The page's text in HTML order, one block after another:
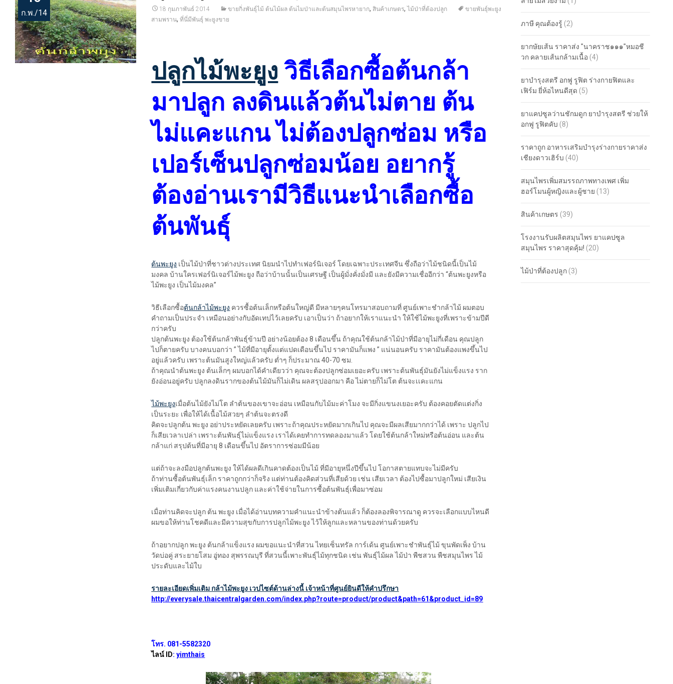
ก.พ./14 18 กุมภาพันธ์ 2014 ขายกิ่งพันธุ์ไม้ ต้นไม้ผล ต้นไมป่าและต้นสมุนไพรหายาก,สินค้าเกษตร,ไม้ป่าที่ต้องปลูก
ขายพันธ์ุพะยูง
สามพราน,ที่นี่มีพันธุ์ พะยูงขาย
ปลูกไม้พะยูง วิธีเลือกซื้อต้นกล้า
มาปลูก ลงดินแล้วต้นไม่ตาย ต้น
ไม่แคะแกน ไม่ต้องปลูกซ่อม หรือ
เปอร์เซ็นปลูกซ่อมน้อย อยากรู้
ต้องอ่านเรามีวิธีแนะนำเลือกซื้อ
ต้นพันธุ์
ต้นพะยูง เป็นไม้ป่าที่ชาวต่างประเทศ นิยมนำไปทำเฟอร์นิเจอร์ โดยเฉพาะประเทศจีน ซึ่งถือว่าไม้ชนิดนี้เป็นไม้
มงคล บ้านใครเฟอร์นิเจอร์ไม้พะยูง ถือว่าบ้านนั้นเป็นเศรษฐี เป็นผู้มั่งคั่งมั่งมี และยังมีความเชื่ออีกว่า “ต้นพะยูงหรือ
ไม้พะยูง เป็นไม้มงคล”
วิธีเลือกซื้อต้นกล้าไม้พะยูง ควรซื้อต้นเล็กหรือต้นใหญ่ดี มีหลายๆคนโทรมาสอบถามที่ ศูนย์เพาะชำกล้าไม้ ผมตอบ
คำถามเป็นประจำ เหมือนอย่างกับอัดเทปไว้เลยครับ เอาเป็นว่า ถ้าอยากให้เราแนะนำ ให้ใช้ไม้พะยูงที่เพราะข้ามปีดี
กว่าครับ
ปลูกต้นพะยูง ต้องใช้ต้นกล้าพันธุ์ข้ามปี อย่างน้อยต้อง 8 เดือนขึ้น ถ้าคุณใช้ต้นกล้าไม้ป่าที่มีอายุไม่กี่เดือน คุณปลูก
ไปก็ตายครับ บางคนบอกว่า ” ไม้ที่มีอายุตั้งแต่แปดเดือนขึ้นไป ราคามันก็แพง ” แน่นอนครับ ราคามันต้องแพงขึ้นไป
อยู่แล้วครับ เพราะต้นมันสูงใหญ่แล้วครับ ต่ำๆ ก็ประมาณ 40-70 ซม.
ถ้าคุณนำต้นพะยูง ต้นเล็กๆ ผมบอกได้คำเดียวว่า คุณจะต้องปลูกซ่อมเยอะครับ เพราะต้นพันธุ์มันยังไม่แข็งแรง ราก
ยังอ่อนอยู่ครับ ปลูกลงดินรากของต้นไม้มันก็ไม่เดิน ผลสรุปออกมา คือ ไม่ตายก็ไม่โต ต้นจะเเคะแกน
ไม้พะยูงเมื่อต้นไม้ยังไม่โต ลำต้นของเขาจะอ่อน เหมือนกับไม้มะค่าโมง จะมีกิ่งแขนงเยอะครับ ต้องคอยตัดแต่งกิ่ง
เป็นระยะ เพื่อให้ได้เนื้อไม้สวยๆ ลำต้นจะตรงดี
คิดจะปลูกต้น พะยูง อย่าประหยัดเลยครับ เพราะถ้าคุณประหยัดมากเกินไป คุณจะมีผลเสียมากกว่าได้ เพราะ ปลูกไป
ก็เสียเวลาเปล่า เพราะต้นพันธุ์ไม่แข็งแรง เราได้เคยทำการทดลองมาแล้ว โดยใช้ต้นกล้าใหม่หรือต้นอ่อน และต้น
กล้าแก่ สรุปต้นที่มีอายุ 8 เดือนขึ้นไป อัตราการซ่อมมีน้อย
แต่ถ้าจะลงมือปลูกต้นพะยูง ให้ได้ผลดีเกินคาดต้องเป็นไม้ ที่มีอายุหนึ่งปีขึ้นไป โอกาสตายแทบจะไม่มีครับ
ถ้าท่านซื้อต้นพันธุ์เล็ก ราคาถูกกว่าก็จริง แต่ท่านต้องคิดส่วนที่เสียด้วย เช่น เสียเวลา ต้องไปซื้อมาปลูกใหม่ เสียเงิน
เพิ่มเติมเกี่ยวกับค่าแรงคนงานปลูก และค่าใช้จ่ายในการซื้อต้นพันธุ์เพื่อมาซ่อม
เมื่อท่านคิดจะปลูก ต้น พะยูง เมื่อได้อ่านบทความคำแนะนำข้างต้นแล้ว ก็ต้องลองพิจารณาดู ควรจะเลือกแบบไหนดี
ผมขอให้ท่านโชคดีและมีความสุขกับการปลูกไม้พะยูง ไว้ให้ลูกและหลานของท่านด้วยครับ
ถ้าอยากปลูก พะยูง ต้นกล้าแข็งแรง ผมขอแนะนำที่สวน ไทยเซ็นทรัล การ์เด้น ศูนย์เพาะชำพันธุ์ไม้ ขุนพัดเพ็ง บ้าน
วัดบ่อคู่ สระยายโสม อู่ทอง สุพรรณบุรี ที่สวนนี้เพาะพันธุ์ไม้ทุกชนิด เช่น พันธุ์ไม้ผล ไม้ป่า พืชสวน พืชสมุนไพร ไม้
ประดับและไม้ใบ
รายละเอียดเพิ่มเติม กล้าไม้พะยูง เวปไซต์ด้านล่างนี้ เจ้าหน้าที่ศูนย์ยินดีให้คำปรึกษา
http://everysale.thaicentralgarden.com/index.php?route=product/product&path=61&product_id=89
โทร. 081-5582320
ไลน์ ID:yimthais
ภาษี คุณต้องรู้ (2)
ยากษัยเส้น ราคาส่ง "นาคราช๑๑๑"หมอชี
วก คลายเส้นกล้ามเนื้อ (4)
ยาบำรุงสตรี อกฟู รูฟิต ร่างกายฟิตและ
เฟิร์ม ยี่ห้อไหนดีสุด (5)
ยาแคปซูลว่านชักมดูก ยาบำรุงสตรี ช่วยให้
อกฟู รูฟิตคับ (8)
ราคาถูก อาหารเสริมบำรุงร่างกายราคาส่ง
เชียงดาวเฮิร์บ (40)
สมุนไพรเพิ่มสมรรถภาพทางเพศ เพิ่ม
ฮอร์โมนผู้หญิงและผู้ชาย (13)
สินค้าเกษตร (39)
โรงงานรับผลิตสมุนไพร ยาแคปซูล
สมุนไพร ราคาสุดคุ้ม! (20)
ไม้ป่าที่ต้องปลูก (3)